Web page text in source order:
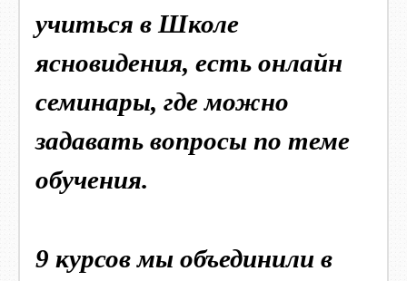
учиться в Школе
ясновидения, есть онлайн
семинары, где можно
задавать вопросы по теме
обучения.
9 курсов мы объединили в